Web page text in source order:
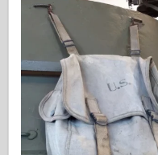
Contattare
Rivista
I kit